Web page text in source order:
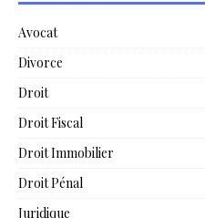
Avocat
Divorce
Droit
Droit Fiscal
Droit Immobilier
Droit Pénal
Juridique